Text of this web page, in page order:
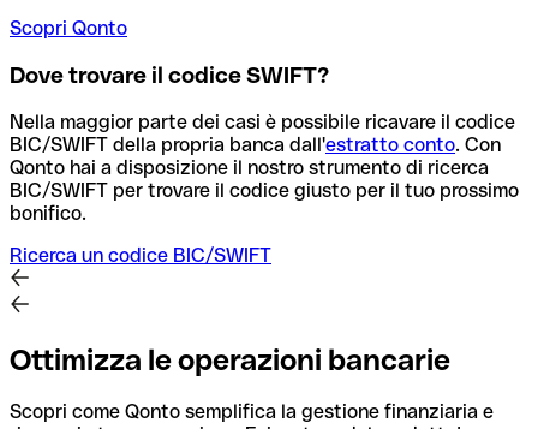
Scopri Qonto
Dove trovare il codice SWIFT?
Nella maggior parte dei casi è possibile ricavare il codice
BIC/SWIFT della propria banca dall'estratto conto. Con
Qonto hai a disposizione il nostro strumento di ricerca
BIC/SWIFT per trovare il codice giusto per il tuo prossimo
bonifico.
Ricerca un codice BIC/SWIFT
Ottimizza le operazioni bancarie
Scopri come Qonto semplifica la gestione finanziaria e